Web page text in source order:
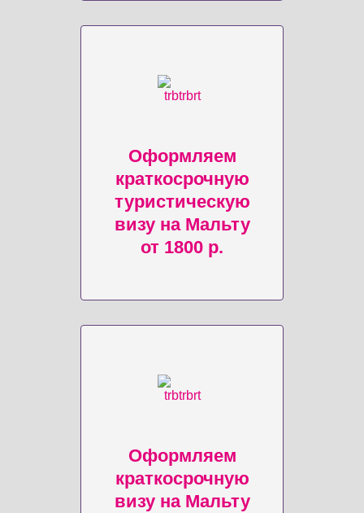
Оформляем
краткосрочную
туристическую
визу на Мальту
от 1800 р.
Оформляем
краткосрочную
визу на Мальту